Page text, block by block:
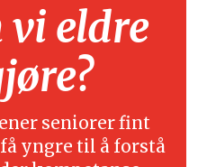
eldre
seniorer fint
yngre til å forstå